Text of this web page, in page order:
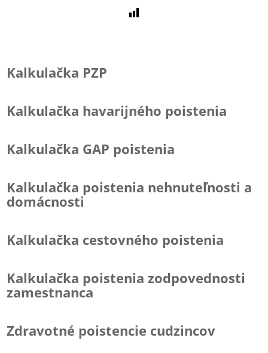
Kalkulačka PZP
Kalkulačka havarijného poistenia
Kalkulačka GAP poistenia
Kalkulačka poistenia nehnuteľnosti a
domácnosti
Kalkulačka cestovného poistenia
Kalkulačka poistenia zodpovednosti
zamestnanca
Zdravotné poistencie cudzincov